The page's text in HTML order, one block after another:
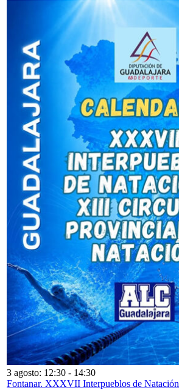
3 agosto: 12:30 - 14:30
Fontanar. XXXVII Interpueblos de Natación